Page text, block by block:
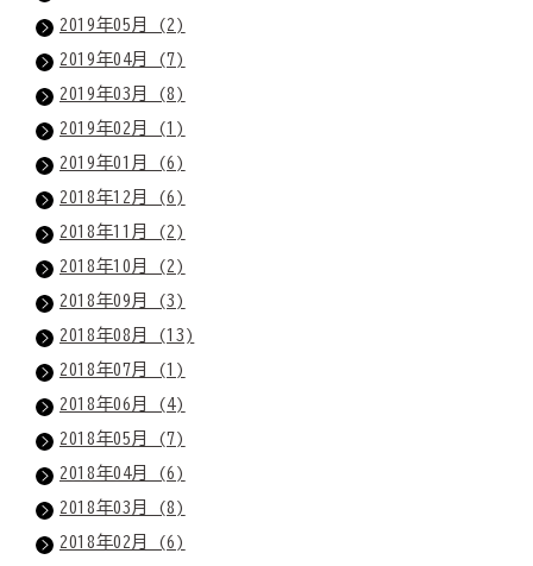
2019年05月 (2)
2019年04月 (7)
2019年03月 (8)
2019年02月 (1)
2019年01月 (6)
2018年12月 (6)
2018年11月 (2)
2018年10月 (2)
2018年09月 (3)
2018年08月 (13)
2018年07月 (1)
2018年06月 (4)
2018年05月 (7)
2018年04月 (6)
2018年03月 (8)
2018年02月 (6)